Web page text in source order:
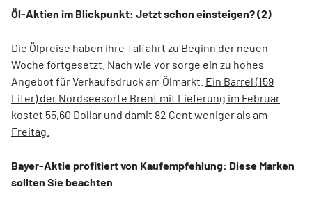
Öl-Aktien im Blickpunkt: Jetzt schon einsteigen? (2)
Die Ölpreise haben ihre Talfahrt zu Beginn der neuen
Woche fortgesetzt. Nach wie vor sorge ein zu hohes
Angebot für Verkaufsdruck am Ölmarkt. Ein Barrel (159
Liter) der Nordseesorte Brent mit Lieferung im Februar
kostet 55,60 Dollar und damit 82 Cent weniger als am
Freitag.
Bayer-Aktie profitiert von Kaufempfehlung: Diese Marken
sollten Sie beachten